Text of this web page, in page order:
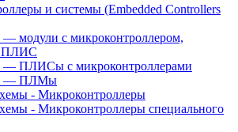
и системы (Embedded Controllers
— модули с микроконтроллером,
ПЛИС
— ПЛИСы с микроконтроллерами
— ПЛМы
- Микроконтроллеры
- Микроконтроллеры специального